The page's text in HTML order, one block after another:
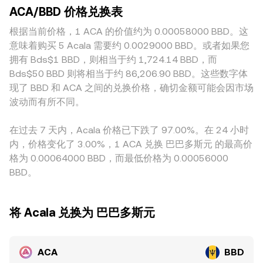
策、稳定币与跨链桥的合规规范、以及对Polkadot生态资产属
性的监管解读，都会影响可获得的流动性与参与度，从而传导
至转换率。技术层面上，若相关平台提供ACA的衍生品，永续
合约的资金费率变化、（如存在）期权到期集中结算、以及大
额持有者的链上转账与入交易所行为，都会在短期内放大波动
并促使ACA/BBD转换率出现快速微调。
y、ACA储备为x时，边际价格可近似表示为 y/x；大额换仓会
改变池子储备比例，从而推动价格沿着曲线滑动。综合而言，
平台内最新成交价、订单簿结构、跨平台VWAP与AMM池内定
价共同决定了用户在任何时刻看到的 ACA/BBD 转换率。
差。与地域和监管相关的因素也会造成轻微溢价或折价，例如
某些地区对Acala生态参与门槛、法定渠道和上架政策不同，
影响到当地的ACA可获得性与活跃度。很多场合中，ACA首先
对USDT定价，再通过USD与BBD之间的换算呈现在ACA/BBD
上；由于USDT相对USD可能存在细小的溢价或折价，这种“基
差”会间接影响ACA/BBD的标价。跨平台的套利交易能在一定
程度上收敛这些差异，但受到手续费、转账时间、合规限制与
流动性条件的约束，收敛并非即时或完全，因此ACA/BBD的转
ACA/BBD 价格兑换表
根据当前价格，1 ACA 的价值约为 0.00058000 BBD。这
意味着购买 5 Acala 需要约 0.0029000 BBD。或者如果您
拥有 Bds$1 BBD，则相当于约 1,724.14 BBD，而
Bds$50 BBD 则将相当于约 86,206.90 BBD。这些数字体
现了 BBD 和 ACA 之间的兑换价格，确切金额可能会因市场
波动而有所不同。
在过去 7 天内，Acala 价格已下跌了 97.00%。在 24 小时
内，价格变化了 3.00%，1 ACA 兑换 巴巴多斯元 的最高价
格为 0.00064000 BBD，而最低价格为 0.00056000
BBD。
将 Acala 兑换为 巴巴多斯元
ACA BBD